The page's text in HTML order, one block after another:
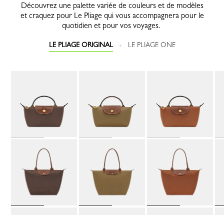
Découvrez une palette variée de couleurs et de modèles
et craquez pour Le Pliage qui vous accompagnera pour le
quotidien et pour vos voyages.
LE PLIAGE ORIGINAL LE PLIAGE ONE